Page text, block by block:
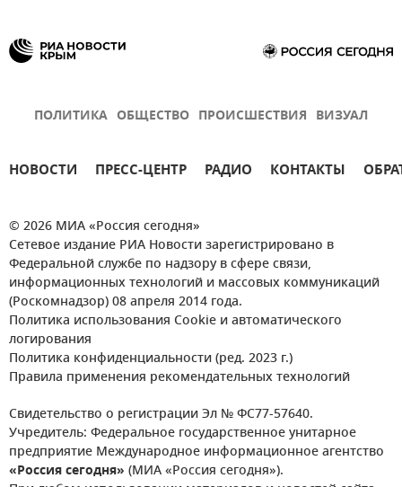
ПОЛИТИКА ОБЩЕСТВО ПРОИСШЕСТВИЯ ВИЗУАЛ
НОВОСТИ ПРЕСС-ЦЕНТР РАДИО КОНТАКТЫ
© 2026 МИА «Россия сегодня»
Сетевое издание РИА Новости зарегистрировано в
Федеральной службе по надзору в сфере связи,
информационных технологий и массовых коммуникаций
(Роскомнадзор) 08 апреля 2014 года.
Политика использования Cookie и автоматического
логирования
Политика конфиденциальности (ред. 2023 г.)
Правила применения рекомендательных технологий
Свидетельство о регистрации Эл № ФС77-57640.
Учредитель: Федеральное государственное унитарное
предприятие Международное информационное агентство
«Россия сегодня» (МИА «Россия сегодня»).